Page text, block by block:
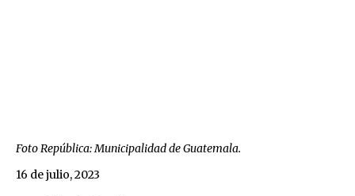
Foto República: Municipalidad de Guatemala.
16 de julio, 2023